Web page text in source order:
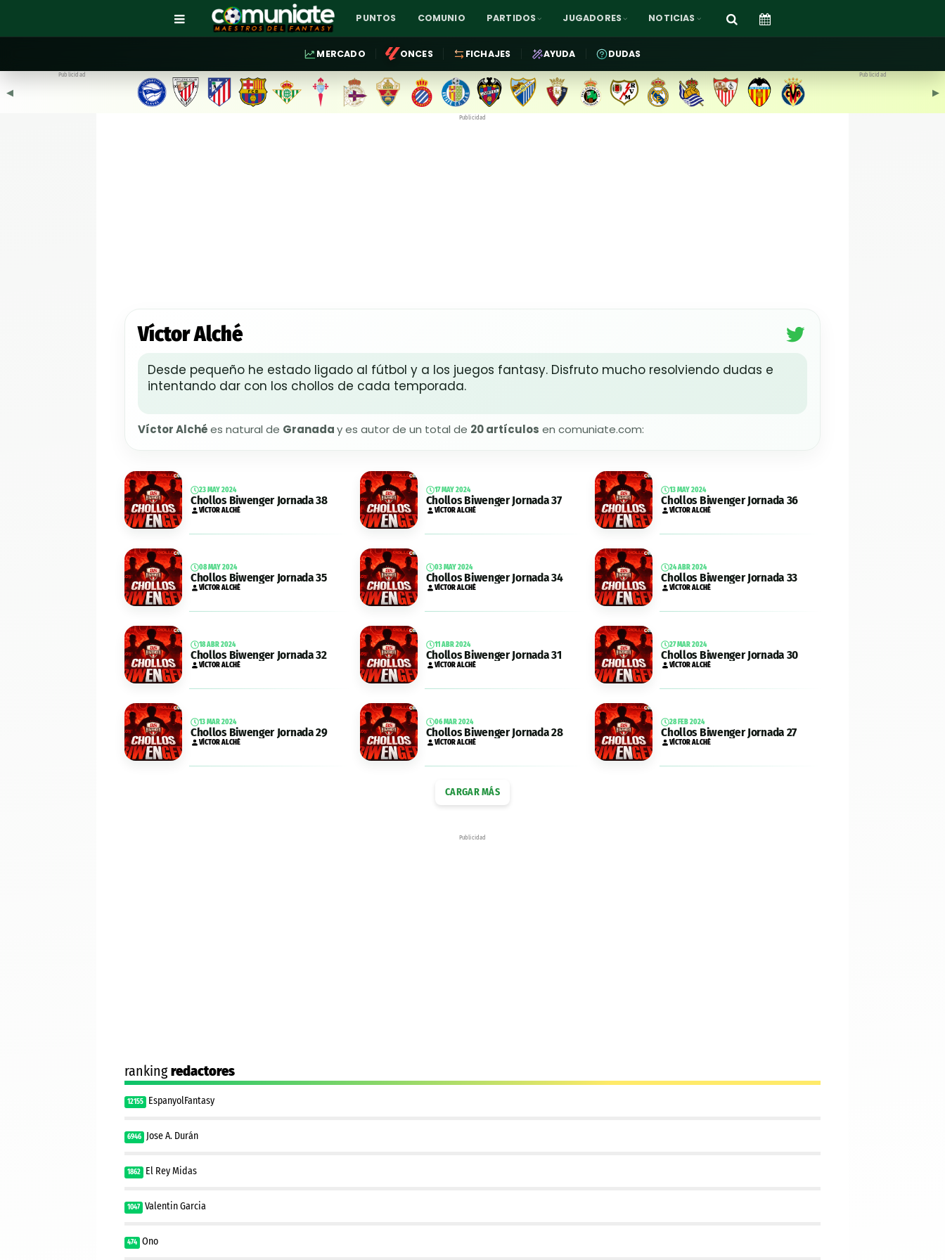
PUNTOS COMUNIO PARTIDOS JUGADORES NOTICIAS
MERCADO ONCES FICHAJES AYUDA DUDAS
◀︎ ▶︎
Publicidad Publicidad
Publicidad
Víctor Alché
Desde pequeño he estado ligado al fútbol y a los juegos fantasy. Disfruto mucho resolviendo dudas e
intentando dar con los chollos de cada temporada.
Víctor Alchées natural de Granaday es autor de un total de 20 artículos en comuniate.com:
23 MAY 2024
Chollos Biwenger Jornada 38
VÍCTOR ALCHÉ
17 MAY 2024
Chollos Biwenger Jornada 37
VÍCTOR ALCHÉ
13 MAY 2024
Chollos Biwenger Jornada 36
VÍCTOR ALCHÉ
08 MAY 2024
Chollos Biwenger Jornada 35
VÍCTOR ALCHÉ
03 MAY 2024
Chollos Biwenger Jornada 34
VÍCTOR ALCHÉ
24 ABR 2024
Chollos Biwenger Jornada 33
VÍCTOR ALCHÉ
18 ABR 2024
Chollos Biwenger Jornada 32
VÍCTOR ALCHÉ
11 ABR 2024
Chollos Biwenger Jornada 31
VÍCTOR ALCHÉ
27 MAR 2024
Chollos Biwenger Jornada 30
VÍCTOR ALCHÉ
13 MAR 2024
Chollos Biwenger Jornada 29
VÍCTOR ALCHÉ
06 MAR 2024
Chollos Biwenger Jornada 28
VÍCTOR ALCHÉ
28 FEB 2024
Chollos Biwenger Jornada 27
VÍCTOR ALCHÉ
CARGAR MÁS
Publicidad
rankingredactores
12155 EspanyolFantasy
6946 Jose A. Durán
1862 El Rey Midas
1047 Valentin Garcia
474 Ono